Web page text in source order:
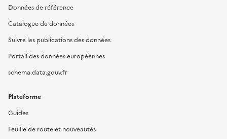
Données de référence
Catalogue de données
Suivre les publications des données
Portail des données européennes
schema.data.gouv.fr
Plateforme
Guides
Feuille de route et nouveautés